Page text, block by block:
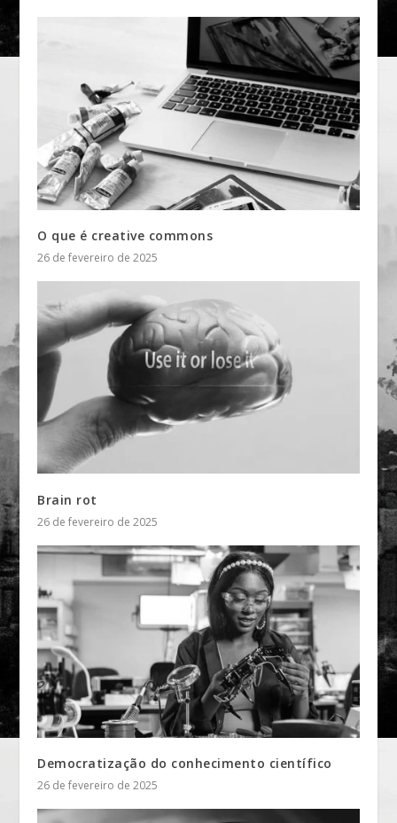
O que é creative commons
26 de fevereiro de 2025
Brain rot
26 de fevereiro de 2025
Democratização do conhecimento científico
26 de fevereiro de 2025